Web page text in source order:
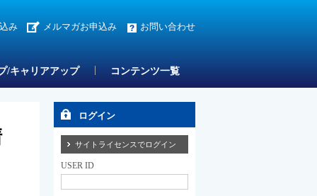
み メルマガお申込み お問い合わせ
/キャリアアップ コンテンツ一覧
ログイン
サイトライセンスでログイン
USER ID